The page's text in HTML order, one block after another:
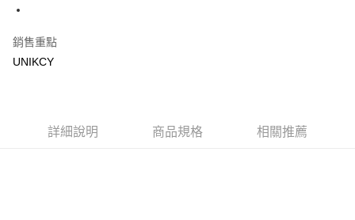
Google Pay
銷售重點
UNIKCY
詳細說明 商品規格 相關推薦